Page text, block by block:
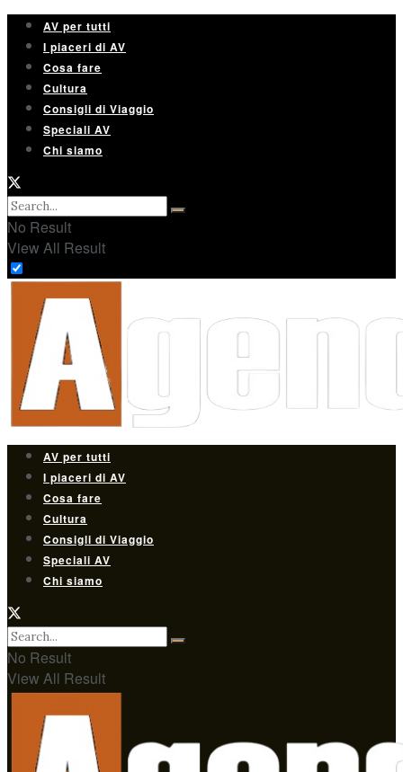
AV per tutti
I piaceri di AV
Cosa fare
Cultura
Consigli di Viaggio
Speciali AV
Chi siamo
No Result
View All Result
AV per tutti
I piaceri di AV
Cosa fare
Cultura
Consigli di Viaggio
Speciali AV
Chi siamo
No Result
View All Result